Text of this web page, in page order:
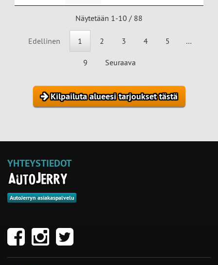
Näytetään 1-10 / 88
Edellinen 1 2 3 4 5 …
9 Seuraava
Kilpailuta alueesi tarjoukset tästä
YHTEYSTIEDOT
AutoJerryn asiakaspalvelu